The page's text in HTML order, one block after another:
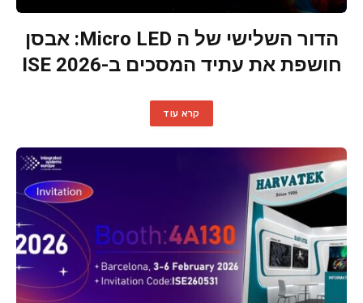
הדור השלישי של ה Micro LED: אבסן
חושפת את עתיד המסכים ב-ISE 2026
קרא עוד